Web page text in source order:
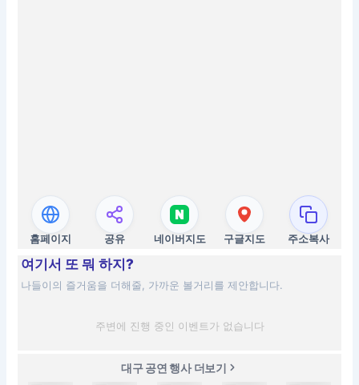
홈페이지 공유 네이버지도 구글지도 주소복사
여기서 또 뭐 하지?
나들이의 즐거움을 더해줄, 가까운 볼거리를 제안합니다.
주변에 진행 중인 이벤트가 없습니다
대구 공연 행사 더보기